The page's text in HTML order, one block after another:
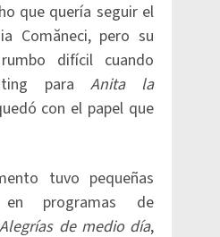
que quería seguir el
Comăneci, pero su
difícil cuando
para Anita la
con el papel que
tuvo pequeñas
en programas de
Alegrías de medio día,